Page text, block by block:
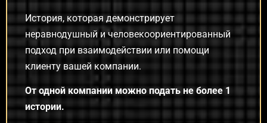
История, которая демонстрирует
неравнодушный и человекоориентированный
подход при взаимодействии или помощи
клиенту вашей компании.
От одной компании можно подать не более 1
истории.